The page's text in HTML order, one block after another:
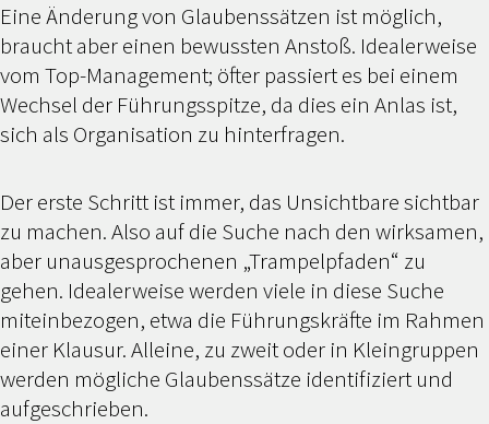
Eine Änderung von Glaubenssätzen ist möglich,
braucht aber einen bewussten Anstoß. Idealerweise
vom Top-Management; öfter passiert es bei einem
Wechsel der Führungsspitze, da dies ein Anlas ist,
sich als Organisation zu hinterfragen.
Der erste Schritt ist immer, das Unsichtbare sichtbar
zu machen. Also auf die Suche nach den wirksamen,
aber unausgesprochenen „Trampelpfaden“ zu
gehen. Idealerweise werden viele in diese Suche
miteinbezogen, etwa die Führungskräfte im Rahmen
einer Klausur. Alleine, zu zweit oder in Kleingruppen
werden mögliche Glaubenssätze identifiziert und
aufgeschrieben.